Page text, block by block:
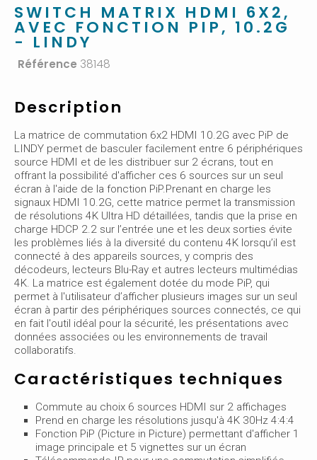
SWITCH MATRIX HDMI 6X2,
AVEC FONCTION PIP, 10.2G
- LINDY
Référence 38148
Description
La matrice de commutation 6x2 HDMI 10.2G avec PiP de
LINDY permet de basculer facilement entre 6 périphériques
source HDMI et de les distribuer sur 2 écrans, tout en
offrant la possibilité d'afficher ces 6 sources sur un seul
écran à l'aide de la fonction PiP.Prenant en charge les
signaux HDMI 10.2G, cette matrice permet la transmission
de résolutions 4K Ultra HD détaillées, tandis que la prise en
charge HDCP 2.2 sur l’entrée une et les deux sorties évite
les problèmes liés à la diversité du contenu 4K lorsqu’il est
connecté à des appareils sources, y compris des
décodeurs, lecteurs Blu-Ray et autres lecteurs multimédias
4K. La matrice est également dotée du mode PiP, qui
permet à l'utilisateur d’afficher plusieurs images sur un seul
écran à partir des périphériques sources connectés, ce qui
en fait l'outil idéal pour la sécurité, les présentations avec
données associées ou les environnements de travail
collaboratifs.
Caractéristiques techniques
Commute au choix 6 sources HDMI sur 2 affichages
Prend en charge les résolutions jusqu'à 4K 30Hz 4:4:4
Fonction PiP (Picture in Picture) permettant d'afficher 1
image principale et 5 vignettes sur un écran